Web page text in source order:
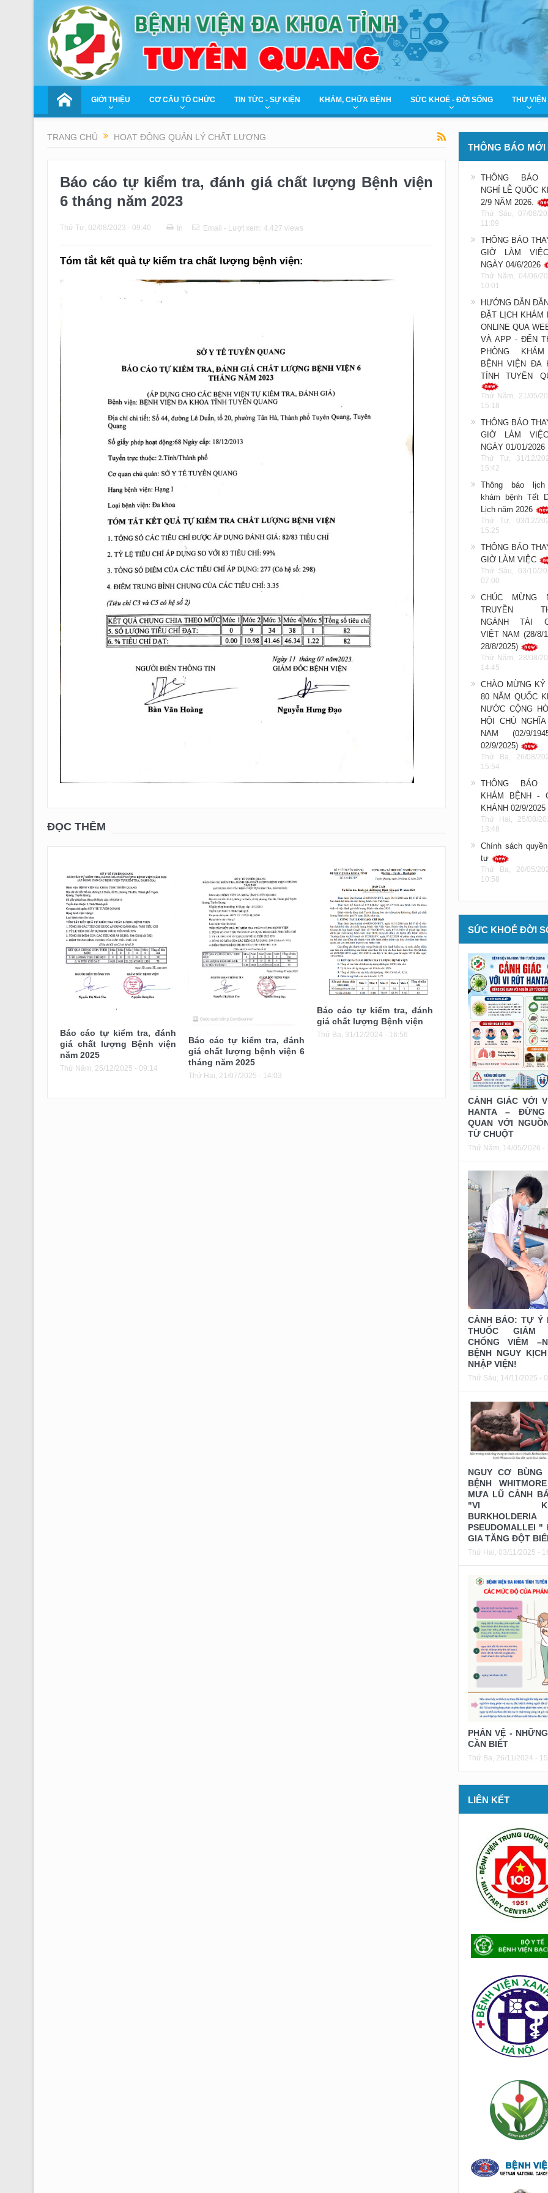
GIỚI THIỆU CƠ CẤU TỔ CHỨC TIN TỨC - SỰ KIỆN KHÁM, CHỮA BỆNH SỨC KHOẺ - ĐỜI SỐNG THƯ VIỆN
TRANG CHỦ HOẠT ĐỘNG QUẢN LÝ CHẤT LƯỢNG
Báo cáo tự kiểm tra, đánh giá chất lượng Bệnh viện
6 tháng năm 2023
Thứ Tư, 02/08/2023 - 09:40 In Email - Lượt xem: 4.427 views
Tóm tắt kết quả tự kiểm tra chất lượng bệnh viện:
ĐỌC THÊM
Báo cáo tự kiểm tra, đánh
giá chất lượng Bệnh viện
năm 2025
Thứ Năm, 25/12/2025 - 09:14
Báo các tự kiểm tra, đánh
giá chất lượng bệnh viện 6
tháng năm 2025
Thứ Hai, 21/07/2025 - 14:03
Báo cáo tự kiểm tra, đánh
giá chất lượng Bệnh viện
Thứ Ba, 31/12/2024 - 16:56
THÔNG BÁO MỚI
THÔNG BÁO
NGHỈ LỄ QUỐC
2/9 NĂM 2026.
Thứ Sáu, 07/08/
11:09
THÔNG BÁO
GIỜ LÀM
NGÀY 04/6/2026
Thứ Năm, 04/06/
10:01
HƯỚNG DẪN
ĐẶT LỊCH KHÁM
ONLINE QUA
VÀ APP - ĐẾN
PHÒNG
BỆNH VIỆN ĐA
TỈNH TUYÊN
Thứ Năm, 21/05/
15:18
THÔNG BÁO
GIỜ LÀM
NGÀY 01/01/2026
Thứ Tư, 31/12/
15:42
Thông báo
khám bệnh Tết
Lịch năm 2026
Thứ Tư, 03/12/
15:25
THÔNG BÁO
GIỜ LÀM VIỆC
Thứ Sáu, 03/10/
07:00
CHÚC MỪNG
TRUYỀN
NGÀNH TÀI
VIỆT NAM (28/8/
28/8/2025)
Thứ Năm, 28/08/
14:45
CHÀO MỪNG KỶ
80 NĂM QUỐC
NƯỚC CỘNG
HỘI CHỦ
NAM (02/9/
02/9/2025)
Thứ Ba, 26/08/
15:54
THÔNG BÁO
KHÁM BỆNH -
KHÁNH 02/9/2025
Thứ Hai, 25/08/
13:48
Chính sách
tư
Thứ Ba, 20/05/
10:58
SỨC KHOẺ ĐỜI
CẢNH GIÁC VỚI
HANTA – ĐỪNG
QUAN VỚI
TỪ CHUỘT
Thứ Năm, 14/05/2026 -
CẢNH BÁO: TỰ Ý
THUỐC GIẢM
CHỐNG VIÊM
BỆNH NGUY
NHẬP VIỆN!
Thứ Sáu, 14/11/2025 -
NGUY CƠ BÙNG
BỆNH
MƯA LŨ CẢNH
"VI
BURKHOLDERIA
PSEUDOMALLEI "
GIA TĂNG ĐỘT
Thứ Hai, 03/11/2025 -
PHẢN VỆ -
CẦN BIẾT
Thứ Ba, 26/11/2024 -
LIÊN KẾT